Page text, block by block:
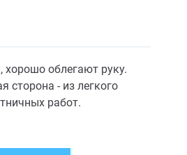
хорошо облегают руку.
сторона - из легкого
работ.